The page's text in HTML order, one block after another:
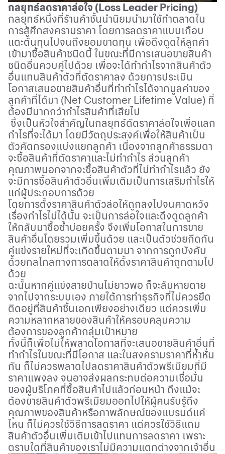
กลยุทธ์ลดราคาล่อใจ (Loss Leader Pricing)
กลยุทธ์หนึ่งที่ร้านค้าชั้นนำนิยมนำมาใช้ทำตลาดใน
การสู้ศึกสงครามราคา โดยการลดราคาแบบเกือบ
แตะต้นทุนไปจนถึงยอมขาดทุน เพื่อดึงดูดให้ลูกค้า
เข้ามาซื้อสินค้าชนิดนี้ ในขณะที่มีการเสนอขายสินค้า
ชนิดอื่นควบคู่ไปด้วย เพื่อจะได้ทำกำไรจากสินค้าตัว
อื่นแทนสินค้าตัวที่ตัดราคาลง ด้วยการประเมิน
โอกาสเสนอขายสินค้าอื่นที่ทำกำไรได้จากมูลค่าของ
ลูกค้าที่ได้มา (Net Customer Lifetime Value) ที่
ต้องมีมากกว่ากำไรสินค้าที่เสียไป
ซึ่งเป็นหัวใจสำคัญในกลยุทธ์ตัดราคาล่อใจเพื่อแลก
กำไรที่จะได้มา โดยมีวัตถุประสงค์เพื่อให้สินค้าเป็น
ตัวคัดกรองแบ่งแยกลูกค้า เนื่องจากลูกค้าธรรมดา
จะซื้อสินค้าที่ตัดราคาและไม่ทำกำไร ส่วนลูกค้า
คุณภาพนอกจากจะซื้อสินค้าตัวที่ไม่ทำกำไรแล้ว ยัง
จะมีการซื้อสินค้าตัวอื่นเพิ่มเติมเป็นการเสริมกำไรให้
แก่ผู้ประกอบการด้วย
โดยการตั้งราคาสินค้าตัวล่อให้ถูกลงไปจนคาดหวัง
เรื่องกำไรไม่ได้นั้น จะเป็นการล่อใจและดึงดูดลูกค้า
ให้กลับมาซื้อซ้ำบ่อยครั้ง จึงเพิ่มโอกาสในการขาย
สินค้าอื่นโดยรวมเพิ่มขึ้นด้วย และเป็นตัวช่วยกีดกัน
คู่แข่งรายใหม่ที่จะเกิดขึ้นตามมา จากการถูกบังคับ
ด้วยกลไกลทางการตลาดให้ตั้งราคาสินค้าถูกตามไป
ด้วย
ฉะนั้นหากคู่แข่งสายป่านไม่ยาวพอ ก็จะล้มหายตาย
จากไปจากระบบเอง ภายใต้การทำธุรกิจที่ไม่ควรยึด
ติดอยู่ที่สินค้าชิ้นเอกเพียงอย่างเดียว แต่ควรเพิ่ม
ความหลากหลายของสินค้าให้ครอบคลุมความ
ต้องการของลูกค้ากลุ่มเป้าหมาย
ทั้งนี้ก็เพื่อไม่ให้พลาดโอกาสที่จะเสนอขายสินค้าอื่นที่
ทำกำไรในขณะที่มีโอกาส และในสงครามราคาที่ห้ำหั่น
กัน ก็ไม่ควรพลาดไปลดราคาสินค้าตัวพรีเมียมที่มี
ราคาแพงลง จนอาจส่งผลกระทบต่อความเชื่อมั่น
ของผู้บริโภคที่ซื้อสินค้าไปแล้วก่อนหน้า ถึงแม้จะ
ต้องขายสินค้าตัวพรีเมียมออกไปให้ผู้คนรับรู้ถึง
คุณภาพของสินค้าหรือภาพลักษณ์ของแบรนด์แค่
ไหน ก็ไม่ควรใช้วิธีการลดราคา แต่ควรใช้วิธีแถม
สินค้าตัวอื่นเพิ่มเติมเข้าไปแทนการลดราคา เพราะ
ตราบใดที่สินค้าของเราไม่มีความแตกต่างจากเจ้าอื่น